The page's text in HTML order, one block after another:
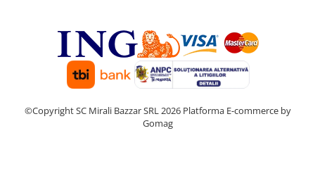
©Copyright SC Mirali Bazzar SRL 2026 Platforma E-commerce by
Gomag